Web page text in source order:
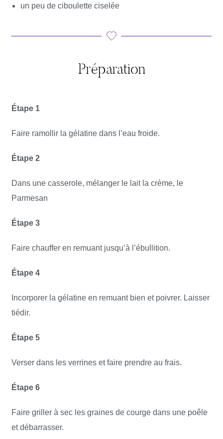
un peu de ciboulette ciselée
Préparation
Étape 1
Faire ramollir la gélatine dans l’eau froide.
Étape 2
Dans une casserole, mélanger le lait la crème, le
Parmesan
Étape 3
Faire chauffer en remuant jusqu’à l’ébullition.
Étape 4
Incorporer la gélatine en remuant bien et poivrer. Laisser
tiédir.
Étape 5
Verser dans les verrines et faire prendre au frais.
Étape 6
Faire griller à sec les graines de courge dans une poêle
et débarrasser.